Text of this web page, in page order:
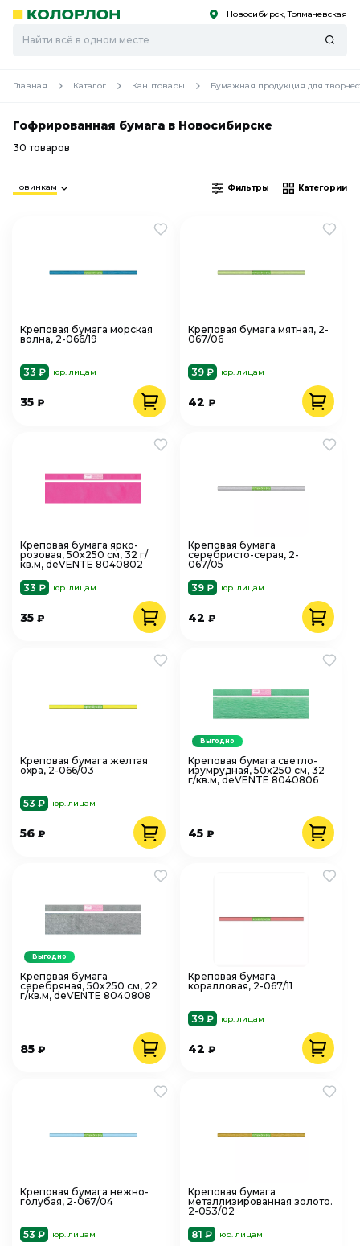
Скоро
Скоро Новосибирск, Толмачевская
Главная Каталог Канцтовары Бумажная продукция для
Гофрированная бумага в Новосибирске
30 товаров
Новинкам Фильтры Категории
Креповая бумага морская
волна, 2-066/19
33 ₽ юр. лицам
35 ₽
Креповая бумага мятная, 2-
067/06
39 ₽ юр. лицам
42₽
Креповая бумага ярко-
розовая, 50x250 см, 32 г/
кв.м, deVENTE 8040802
33 ₽
юр. лицам
35 ₽
Креповая бумага
серебристо-серая, 2-
067/05
39 ₽
юр. лицам
42₽
Креповая бумага желтая
охра, 2-066/03
53 ₽ юр. лицам
56 ₽
Креповая бумага светло-
изумрудная, 50x250 см, 32
г/кв.м, deVENTE 8040806
45₽
Выгодно
Креповая бумага
серебряная, 50x250 см, 22
г/кв.м, deVENTE 8040808
85 ₽
Выгодно
Креповая бумага
коралловая, 2-067/11
39 ₽ юр. лицам
42₽
Креповая бумага нежно-
голубая, 2-067/04
53 ₽ юр. лицам
Креповая бумага
металлизированная золото.
2-053/02
81 ₽
юр. лицам